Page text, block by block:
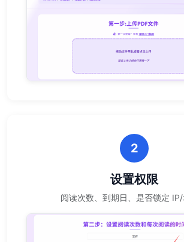
2
设置权限
阅读次数、到期日、是否锁定 IP/